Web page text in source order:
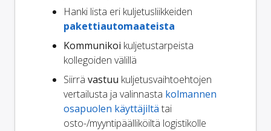
Hanki lista eri kuljetusliikkeiden
pakettiautomaateista
Kommunikoi kuljetustarpeista
kollegoiden välillä
Siirrä vastuu kuljetusvaihtoehtojen
vertailusta ja valinnasta kolmannen
osapuolen käyttäjiltä tai
osto-/myyntipäälliköiltä logistikolle